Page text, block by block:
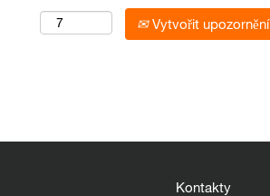
Vytvořit upozornění
Kontakty